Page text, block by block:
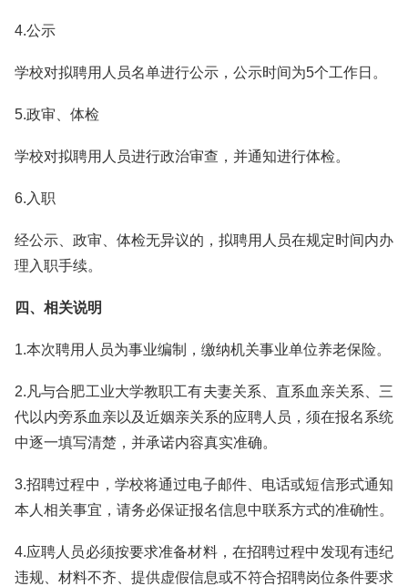
4.公示
学校对拟聘用人员名单进行公示，公示时间为5个工作日。
5.政审、体检
学校对拟聘用人员进行政治审查，并通知进行体检。
6.入职
经公示、政审、体检无异议的，拟聘用人员在规定时间内办
理入职手续。
四、相关说明
1.本次聘用人员为事业编制，缴纳机关事业单位养老保险。
2.凡与合肥工业大学教职工有夫妻关系、直系血亲关系、三
代以内旁系血亲以及近姻亲关系的应聘人员，须在报名系统
中逐一填写清楚，并承诺内容真实准确。
3.招聘过程中，学校将通过电子邮件、电话或短信形式通知
本人相关事宜，请务必保证报名信息中联系方式的准确性。
4.应聘人员必须按要求准备材料，在招聘过程中发现有违纪
违规、材料不齐、提供虚假信息或不符合招聘岗位条件要求